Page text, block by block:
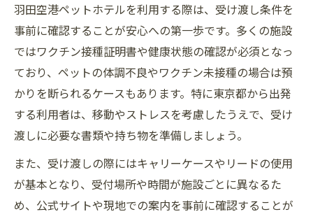
羽田空港ペットホテルを利用する際は、受け渡し条件を
事前に確認することが安心への第一歩です。多くの施設
ではワクチン接種証明書や健康状態の確認が必須となっ
ており、ペットの体調不良やワクチン未接種の場合は預
かりを断られるケースもあります。特に東京都から出発
する利用者は、移動やストレスを考慮したうえで、受け
渡しに必要な書類や持ち物を準備しましょう。
また、受け渡しの際にはキャリーケースやリードの使用
が基本となり、受付場所や時間が施設ごとに異なるた
め、公式サイトや現地での案内を事前に確認することが